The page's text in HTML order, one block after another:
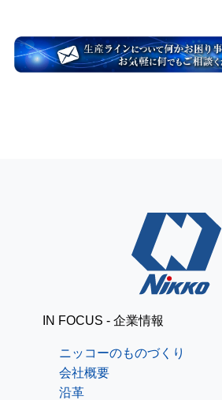
IN FOCUS - 企業情報
ニッコーのものづくり
会社概要
沿革